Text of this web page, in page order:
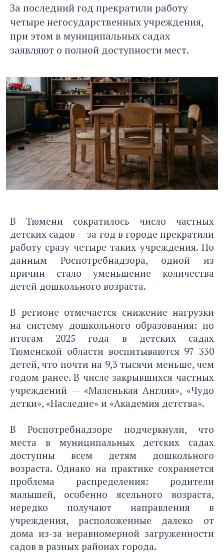
За последний год прекратили работу
четыре негосударственных учреждения,
при этом в муниципальных садах
заявляют о полной доступности мест.
В Тюмени сократилось число частных
детских садов — за год в городе прекратили
работу сразу четыре таких учреждения. По
данным Роспотребнадзора, одной из
причин стало уменьшение количества
детей дошкольного возраста.
В регионе отмечается снижение нагрузки
на систему дошкольного образования: по
итогам 2025 года в детских садах
Тюменской области воспитываются 97 330
детей, что почти на 9,3 тысячи меньше, чем
годом ранее. В числе закрывшихся частных
учреждений — «Маленькая Англия», «Чудо
детки», «Наследие» и «Академия детства».
В Роспотребнадзоре подчеркнули, что
места в муниципальных детских садах
доступны всем детям дошкольного
возраста. Однако на практике сохраняется
проблема распределения: родители
малышей, особенно ясельного возраста,
нередко получают направления в
учреждения, расположенные далеко от
дома из-за неравномерной загруженности
садов в разных районах города.